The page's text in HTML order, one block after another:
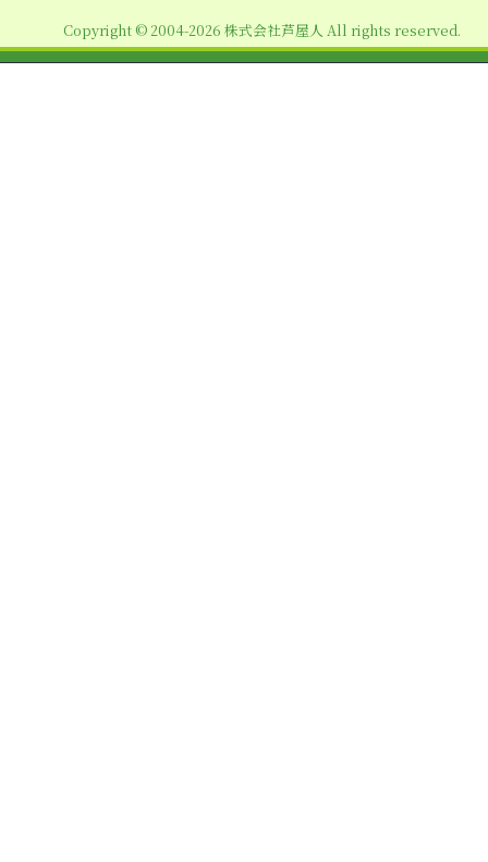
ン
Copyright © 2004-2026 株式会社芦屋人 All rights reserved.